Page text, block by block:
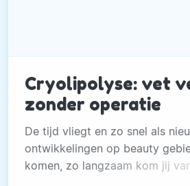
Cryolipolyse: vet
zonder operatie
De tijd vliegt en zo snel als
ontwikkelingen op beauty
komen, zo langzaam kom jij